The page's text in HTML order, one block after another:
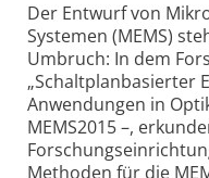
Der Entwurf von
Systemen (MEMS)
Umbruch: In dem
„Schaltplanbasierter
Anwendungen in
MEMS2015 –,
Methoden für die